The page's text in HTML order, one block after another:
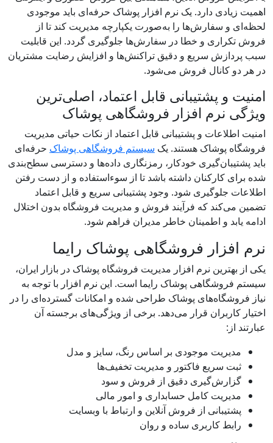
اهمیت زیادی دارد. یک نرم افزار پوشاک حرفه‌ای باید موجودی
لحظه‌ای و سفارش‌ها را به‌صورت یکپارچه مدیریت کند تا از
فروش تکراری و خطا در سفارش‌ها جلوگیری گردد. این قابلیت
سبب پردازش سریع و دقیق تراکنش‌ها و افزایش رضایت مشتریان
در هر دو کانال فروش می‌شود.
امنیت و پشتیبانی قابل اعتماد، اصلی‌ترین
ویژگی نرم افزار فروشگاهی پوشاک
امنیت اطلاعات و پشتیبانی قابل اعتماد از نکات حیاتی مدیریت
فروشگاه پوشاک هستند. یک سیستم فروشگاهی پوشاک حرفه‌ای
باید پشتیبان‌گیری خودکار، رمزنگاری داده‌ها و دسترسی سطح‌بندی
شده برای کارکنان داشته باشد تا از سوءاستفاده و از دست رفتن
اطلاعات جلوگیری شود. وجود پشتیبانی سریع و قابل اعتماد
تضمین می‌کند که فرآیند فروش و مدیریت فروشگاه بدون اختلال
ادامه یابد و اطمینان خاطر مدیران فراهم شود.
نرم افزار فروشگاهی پوشاک رایما
یکی از بهترین نرم افزار مدیریت فروشگاه پوشاک در بازار ایران،
سیستم فروشگاهی پوشاک رایما است. این نرم افزار با توجه به
نیاز فروشگاه‌های پوشاک طراحی شده و امکانات گسترده‌ای را در
اختیار کاربران قرار می‌دهد. برخی از ویژگی‌های برجسته آن
عبارتند از:
مدیریت موجودی بر اساس رنگ، سایز و مدل
ثبت سریع فاکتور و مدیریت تخفیف‌ها
گزارش‌گیری دقیق از فروش و سود
مدیریت کامل حسابداری و امور مالی
پشتیبانی از فروش آنلاین و ارتباط با وبسایت
رابط کاربری ساده و روان